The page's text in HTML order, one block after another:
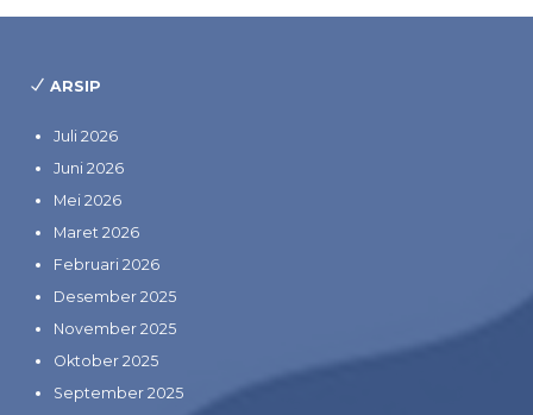
ARSIP
Juli 2026
Juni 2026
Mei 2026
Maret 2026
Februari 2026
Desember 2025
November 2025
Oktober 2025
September 2025